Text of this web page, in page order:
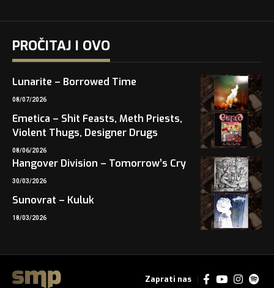
PROČITAJ I OVO
Lunarite – Borrowed Time
08/07/2026
Emetica – Shit Feasts, Meth Priests,
Violent Thugs, Designer Drugs
08/06/2026
Hangover Division – Tomorrow’s Cry
30/03/2026
Sunovrat – Kuluk
18/03/2026
Zaprati nas